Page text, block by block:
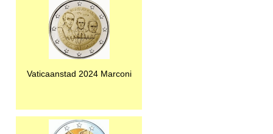
Vaticaanstad 2024 Marconi